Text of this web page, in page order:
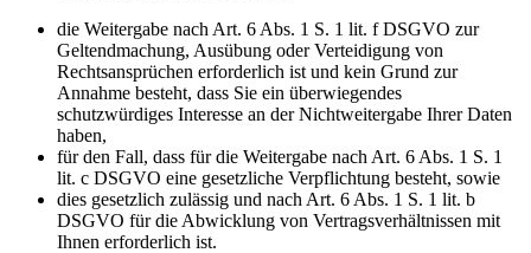
die Weitergabe nach Art. 6 Abs. 1 S. 1 lit. f DSGVO zur
Geltendmachung, Ausübung oder Verteidigung von
Rechtsansprüchen erforderlich ist und kein Grund zur
Annahme besteht, dass Sie ein überwiegendes
schutzwürdiges Interesse an der Nichtweitergabe Ihrer Daten
haben,
für den Fall, dass für die Weitergabe nach Art. 6 Abs. 1 S. 1
lit. c DSGVO eine gesetzliche Verpflichtung besteht, sowie
dies gesetzlich zulässig und nach Art. 6 Abs. 1 S. 1 lit. b
DSGVO für die Abwicklung von Vertragsverhältnissen mit
Ihnen erforderlich ist.